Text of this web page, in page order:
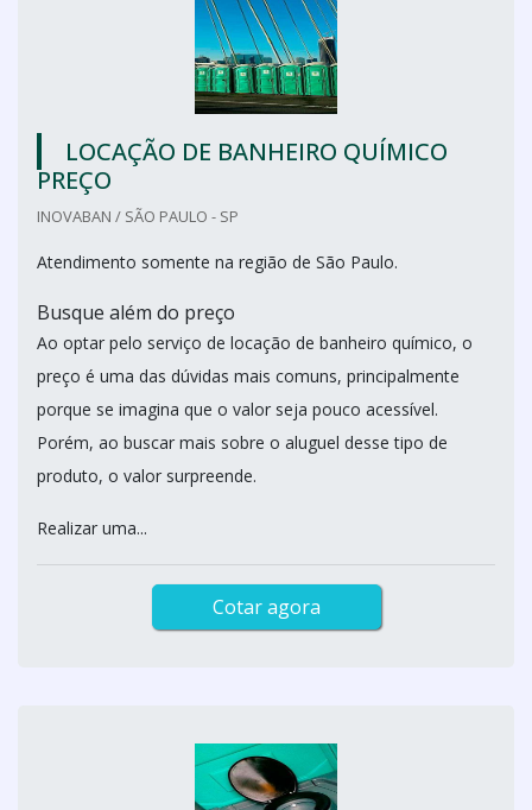
LOCAÇÃO DE BANHEIRO QUÍMICO
PREÇO
INOVABAN / SÃO PAULO - SP
Atendimento somente na região de São Paulo.
Busque além do preço
Ao optar pelo serviço de locação de banheiro químico, o
preço é uma das dúvidas mais comuns, principalmente
porque se imagina que o valor seja pouco acessível.
Porém, ao buscar mais sobre o aluguel desse tipo de
produto, o valor surpreende.
Realizar uma...
Cotar agora